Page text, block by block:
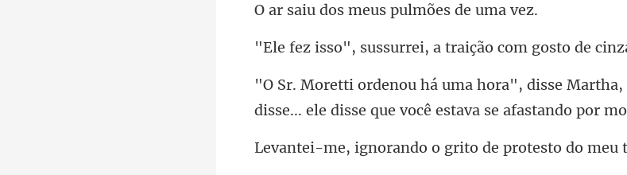
s meus pulmõ
surrei, a traição c
disse... ele disse que você
o grito de protesto d